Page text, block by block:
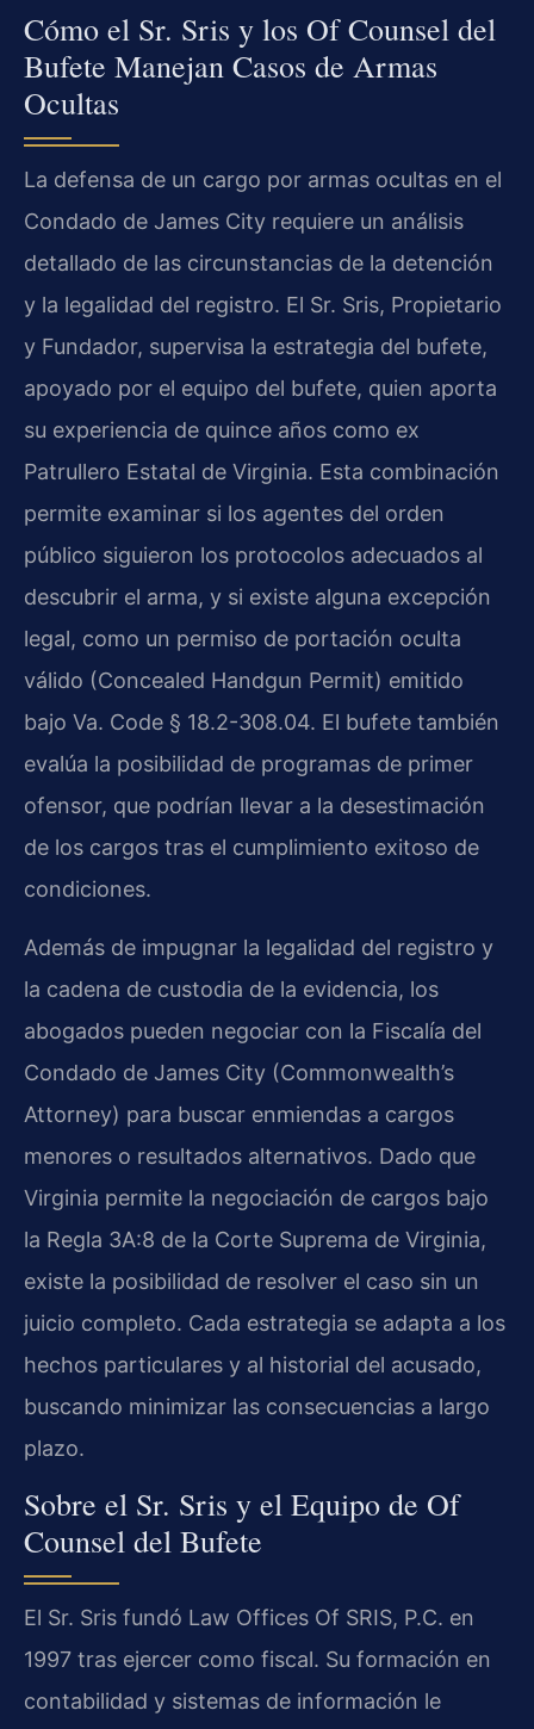
Cómo el Sr. Sris y los Of Counsel del
Bufete Manejan Casos de Armas
Ocultas
La defensa de un cargo por armas ocultas en el
Condado de James City requiere un análisis
detallado de las circunstancias de la detención
y la legalidad del registro. El Sr. Sris, Propietario
y Fundador, supervisa la estrategia del bufete,
apoyado por el equipo del bufete, quien aporta
su experiencia de quince años como ex
Patrullero Estatal de Virginia. Esta combinación
permite examinar si los agentes del orden
público siguieron los protocolos adecuados al
descubrir el arma, y si existe alguna excepción
legal, como un permiso de portación oculta
válido (Concealed Handgun Permit) emitido
bajo Va. Code § 18.2-308.04. El bufete también
evalúa la posibilidad de programas de primer
ofensor, que podrían llevar a la desestimación
de los cargos tras el cumplimiento exitoso de
condiciones.
Además de impugnar la legalidad del registro y
la cadena de custodia de la evidencia, los
abogados pueden negociar con la Fiscalía del
Condado de James City (Commonwealth’s
Attorney) para buscar enmiendas a cargos
menores o resultados alternativos. Dado que
Virginia permite la negociación de cargos bajo
la Regla 3A:8 de la Corte Suprema de Virginia,
existe la posibilidad de resolver el caso sin un
juicio completo. Cada estrategia se adapta a los
hechos particulares y al historial del acusado,
buscando minimizar las consecuencias a largo
plazo.
Sobre el Sr. Sris y el Equipo de Of
Counsel del Bufete
El Sr. Sris fundó Law Offices Of SRIS, P.C. en
1997 tras ejercer como fiscal. Su formación en
contabilidad y sistemas de información le